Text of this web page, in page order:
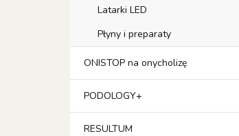
Latarki LED
Płyny i preparaty
ONISTOP na onycholizę
PODOLOGY+
RESULTUM